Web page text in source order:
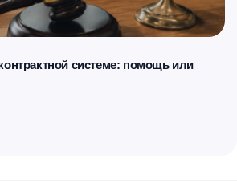
системе: помощь или